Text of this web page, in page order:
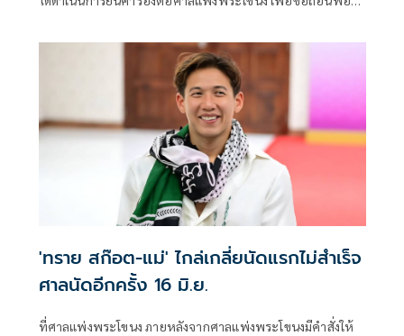
'ทราย สก๊อต-แม่' ไกล่เกลี่ยนัดแรกไม่สำเร็จ
ศาลนัดอีกครั้ง 16 มิ.ย.
ที่ศาลแพ่งพระโขนง ภายหลังจากศาลแพ่งพระโขนงมีคำสั่งให้